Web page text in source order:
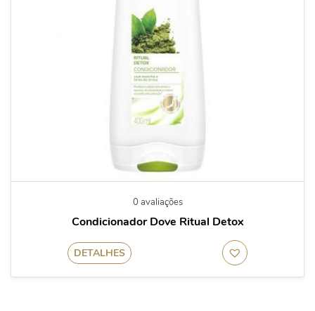
0 avaliações
Condicionador Dove Ritual Detox
DETALHES